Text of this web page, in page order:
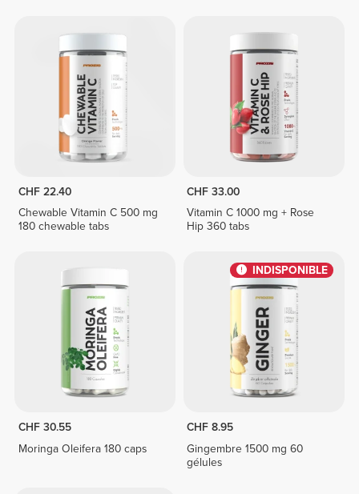
CHF 22.40
Chewable Vitamin C 500 mg
180 chewable tabs
CHF 33.00
Vitamin C 1000 mg + Rose
Hip 360 tabs
CHF 30.55
Moringa Oleifera 180 caps
INDISPONIBLE
CHF 8.95
Gingembre 1500 mg 60
gélules